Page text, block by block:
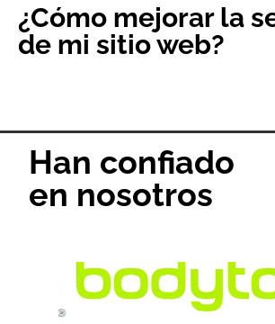
¿Cómo mejorar la
de mi sitio web?
Han confiado
en nosotros